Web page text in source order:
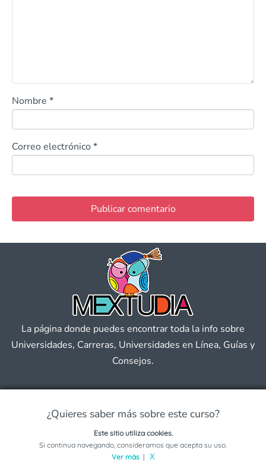
Nombre *
Correo electrónico *
¿Quieres saber más sobre este curso?
Solicita información sobre este programa
La página donde puedes encontrar toda la info sobre
Universidades, Carreras, Universidades en Línea, Guías y
Consejos.
Universidades
Becas
Este sitio utiliza cookies.
Si continua navegando, consideramos que acepta su uso.
Ver más| X